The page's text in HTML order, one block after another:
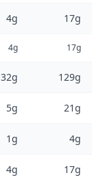
4g 17g
4g 17g
32g 129g
5g 21g
1g 4g
4g 17g